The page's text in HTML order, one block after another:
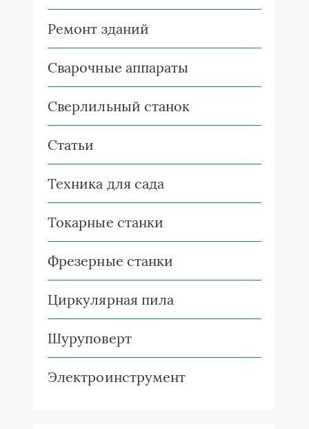
Ремонт зданий
Сварочные аппараты
Сверлильный станок
Статьи
Техника для сада
Токарные станки
Фрезерные станки
Циркулярная пила
Шуруповерт
Электроинструмент